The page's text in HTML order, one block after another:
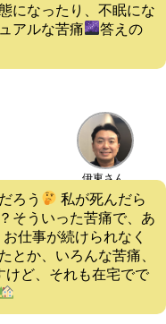
になったり、不眠にな
アルな苦痛
答えの
伊東さん
ろう
私が死んだら
そういった苦痛で、あ
お仕事が続けられなく
とか、いろんな苦痛、
けど、それも在宅でで